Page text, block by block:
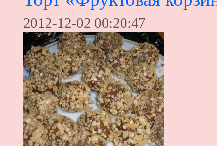
2012-12-02 00:20:47